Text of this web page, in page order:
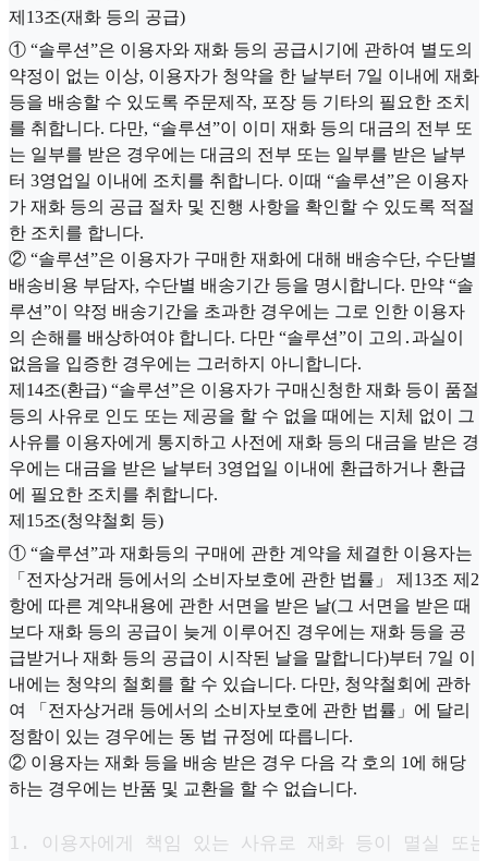
제13조(재화 등의 공급)
① “솔루션”은 이용자와 재화 등의 공급시기에 관하여 별도의
약정이 없는 이상, 이용자가 청약을 한 날부터 7일 이내에 재화
등을 배송할 수 있도록 주문제작, 포장 등 기타의 필요한 조치
를 취합니다. 다만, “솔루션”이 이미 재화 등의 대금의 전부 또
는 일부를 받은 경우에는 대금의 전부 또는 일부를 받은 날부
터 3영업일 이내에 조치를 취합니다. 이때 “솔루션”은 이용자
가 재화 등의 공급 절차 및 진행 사항을 확인할 수 있도록 적절
한 조치를 합니다.
② “솔루션”은 이용자가 구매한 재화에 대해 배송수단, 수단별
배송비용 부담자, 수단별 배송기간 등을 명시합니다. 만약 “솔
루션”이 약정 배송기간을 초과한 경우에는 그로 인한 이용자
의 손해를 배상하여야 합니다. 다만 “솔루션”이 고의․과실이
없음을 입증한 경우에는 그러하지 아니합니다.
제14조(환급) “솔루션”은 이용자가 구매신청한 재화 등이 품절
등의 사유로 인도 또는 제공을 할 수 없을 때에는 지체 없이 그
사유를 이용자에게 통지하고 사전에 재화 등의 대금을 받은 경
우에는 대금을 받은 날부터 3영업일 이내에 환급하거나 환급
에 필요한 조치를 취합니다.
제15조(청약철회 등)
① “솔루션”과 재화등의 구매에 관한 계약을 체결한 이용자는
「전자상거래 등에서의 소비자보호에 관한 법률」 제13조 제2
항에 따른 계약내용에 관한 서면을 받은 날(그 서면을 받은 때
보다 재화 등의 공급이 늦게 이루어진 경우에는 재화 등을 공
급받거나 재화 등의 공급이 시작된 날을 말합니다)부터 7일 이
내에는 청약의 철회를 할 수 있습니다. 다만, 청약철회에 관하
여 「전자상거래 등에서의 소비자보호에 관한 법률」에 달리
정함이 있는 경우에는 동 법 규정에 따릅니다.
② 이용자는 재화 등을 배송 받은 경우 다음 각 호의 1에 해당
하는 경우에는 반품 및 교환을 할 수 없습니다.
1. 이용자에게 책임 있는 사유로 재화 등이 멸실 또